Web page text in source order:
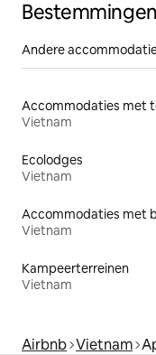
Andere
Vietnam
Ecolodges
Vietnam
Vietnam
Kampeerterreinen
Vietnam
Airbnb Vietnam